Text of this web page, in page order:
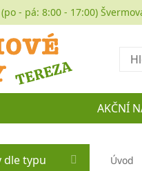
(po - pá: 8:00 - 17:00)
AKČNÍ
dle typu
Úvod